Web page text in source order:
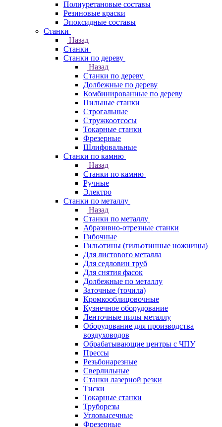
Полиуретановые составы
Резиновые краски
Эпоксидные составы
Станки
Назад
Станки
Станки по дереву
Назад
Станки по дереву
Долбежные по дереву
Комбинированные по дереву
Пильные станки
Строгальные
Стружкоотсосы
Токарные станки
Фрезерные
Шлифовальные
Станки по камню
Назад
Станки по камню
Ручные
Электро
Станки по металлу
Назад
Станки по металлу
Абразивно-отрезные станки
Гибочные
Гильотины (гильотинные ножницы)
Для листового металла
Для седловин труб
Для снятия фасок
Долбежные по металлу
Заточные (точила)
Кромкооблицовочные
Кузнечное оборудование
Ленточные пилы металлу
Оборудование для производства
воздуховодов
Обрабатывающие центры с ЧПУ
Прессы
Резьбонарезные
Сверлильные
Станки лазерной резки
Тиски
Токарные станки
Труборезы
Угловысечные
Фрезерные